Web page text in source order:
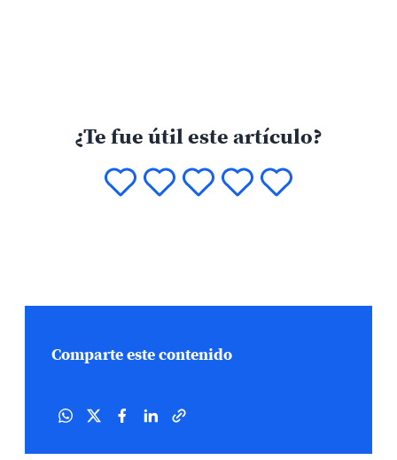
¿Te fue útil este artículo?
Comparte este contenido